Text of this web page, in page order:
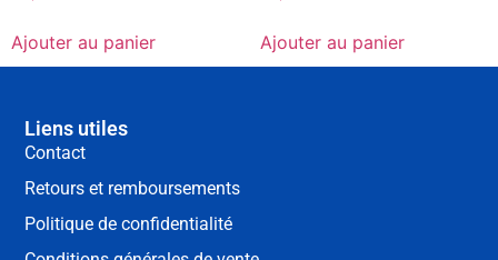
Ajouter au panier Ajouter au panier
Liens utiles
Contact
Retours et remboursements
Politique de confidentialité